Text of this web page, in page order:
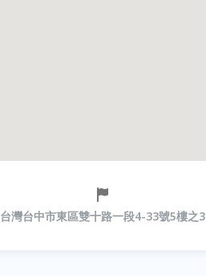
台灣台中市東區雙十路一段4-33號5樓之3